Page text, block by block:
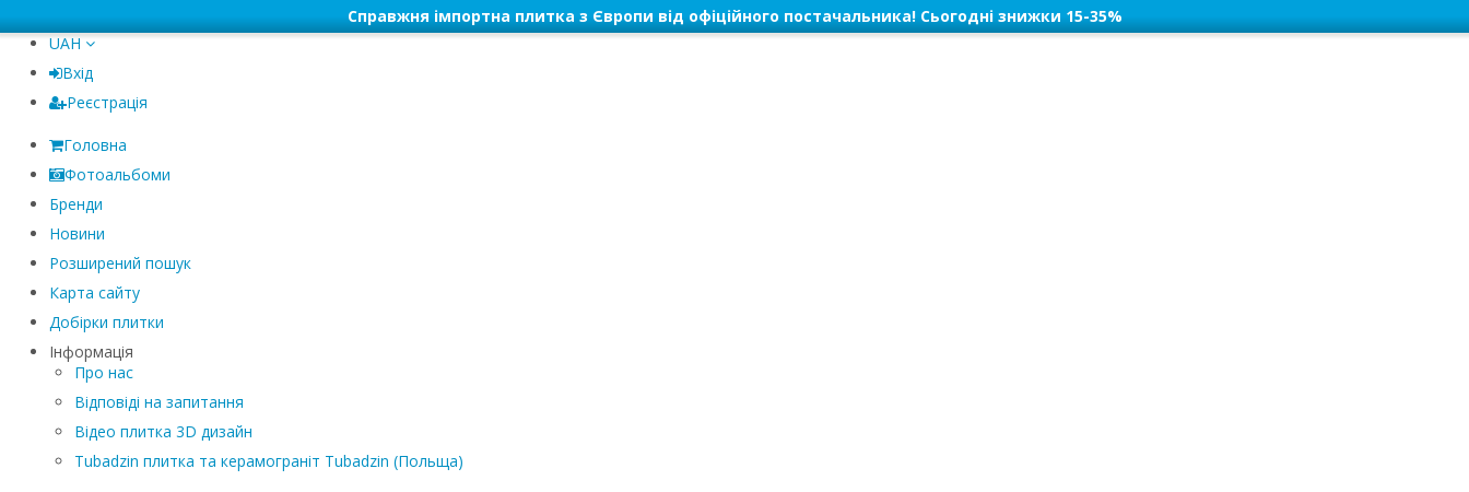
Справжня імпортна плитка з Європи від офіційного постачальника! Сьогодні знижки 15-35%
UAH
Вхід
Реєстрація
Головна
Фотоальбоми
Бренди
Новини
Розширений пошук
Карта сайту
Добірки плитки
Інформація
Про нас
Відповіді на запитання
Відео плитка 3D дизайн
Tubadzin плитка та керамограніт Tubadzin (Польща)